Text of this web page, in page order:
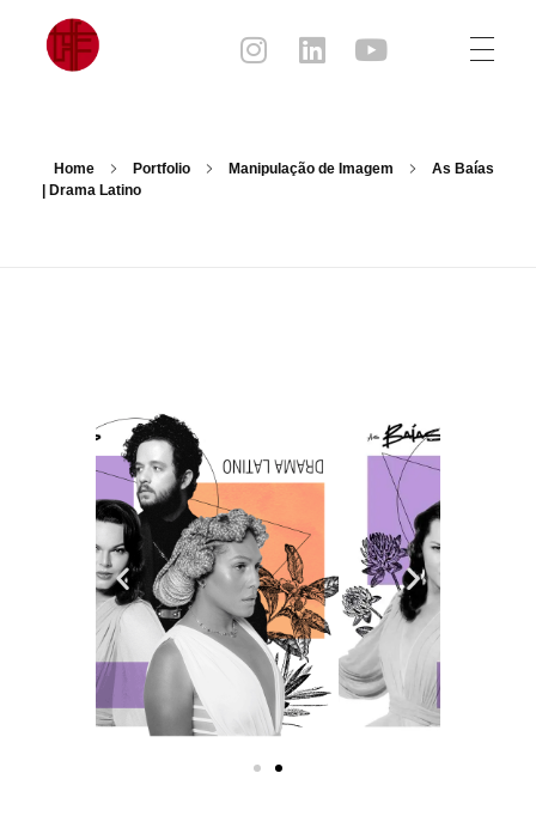
Home Portfolio Manipulação de Imagem
As Baías
| Drama Latino